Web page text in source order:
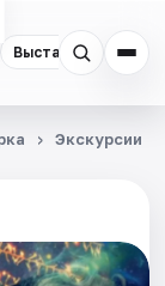
Выставки
Экскурсии